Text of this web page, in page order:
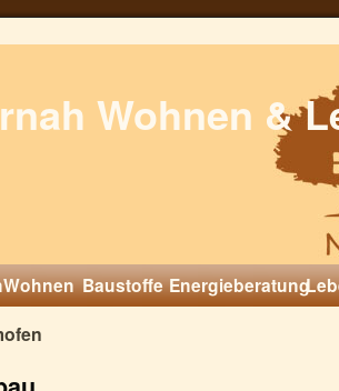
Wohnen &
Wohnen Baustoffe Energieberatung